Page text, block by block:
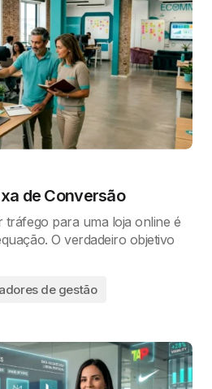
de Conversão
para uma loja online é
O verdadeiro objetivo
de gestão